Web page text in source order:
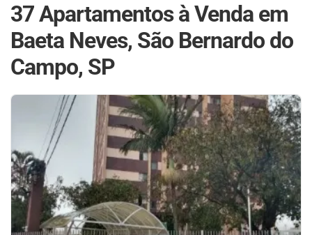
37 Apartamentos à Venda em
Baeta Neves, São Bernardo do
Campo, SP